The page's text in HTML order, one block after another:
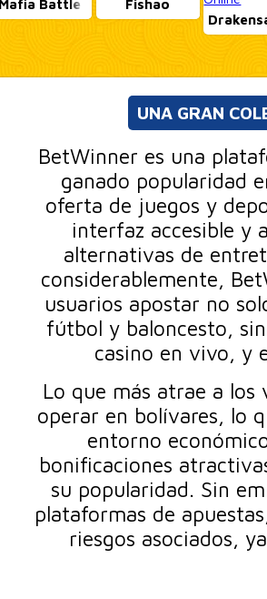
Mafia Battle
Fishao
UNA GRAN
BetWinner es una
ganado popularidad
oferta de juegos y
interfaz accesible y
alternativas de
considerablemente,
usuarios apostar no
fútbol y baloncesto,
casino en vivo, y
Lo que más atrae a los
operar en bolívares, lo
entorno
bonificaciones
su popularidad. Sin
plataformas de
riesgos asociados,